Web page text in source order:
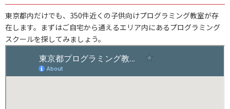
東京都内だけでも、350件近くの子供向けプログラミング教室が存
在します。まずはご自宅から通えるエリア内にあるプログラミング
スクールを探してみましょう。